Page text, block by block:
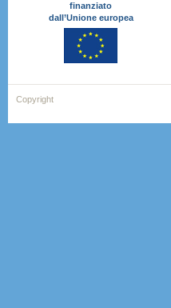
finanziato
dall’Unione europea
Copyright